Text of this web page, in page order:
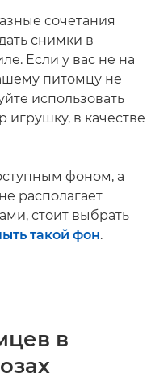
сочетания
снимки в
Если у вас не на
питомцу не
использовать
в качестве
фоном, а
располагает
стоит выбрать
такой фон.
в